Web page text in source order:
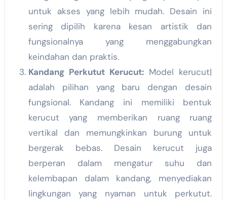
untuk akses yang lebih mudah. Desain ini
sering dipilih karena kesan artistik dan
fungsionalnya yang menggabungkan
keindahan dan praktis.
Kandang Perkutut Kerucut: Model kerucut|
adalah pilihan yang baru dengan desain
fungsional. Kandang ini memiliki bentuk
kerucut yang memberikan ruang ruang
vertikal dan memungkinkan burung untuk
bergerak bebas. Desain kerucut juga
berperan dalam mengatur suhu dan
kelembapan dalam kandang, menyediakan
lingkungan yang nyaman untuk perkutut.